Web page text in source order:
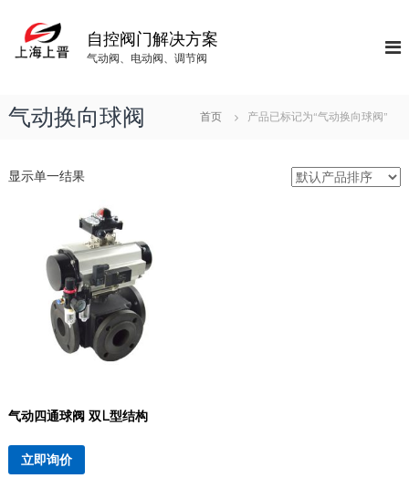
自控阀门解决方案
气动阀、电动阀、调节阀
气动换向球阀 首页 产品已标记为“气动换向球阀”
显示单一结果
气动四通球阀 双L型结构
立即询价